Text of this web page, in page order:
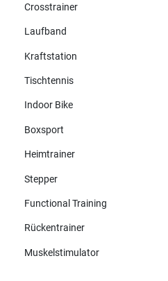
Crosstrainer
Laufband
Kraftstation
Tischtennis
Indoor Bike
Boxsport
Heimtrainer
Stepper
Functional Training
Rückentrainer
Muskelstimulator